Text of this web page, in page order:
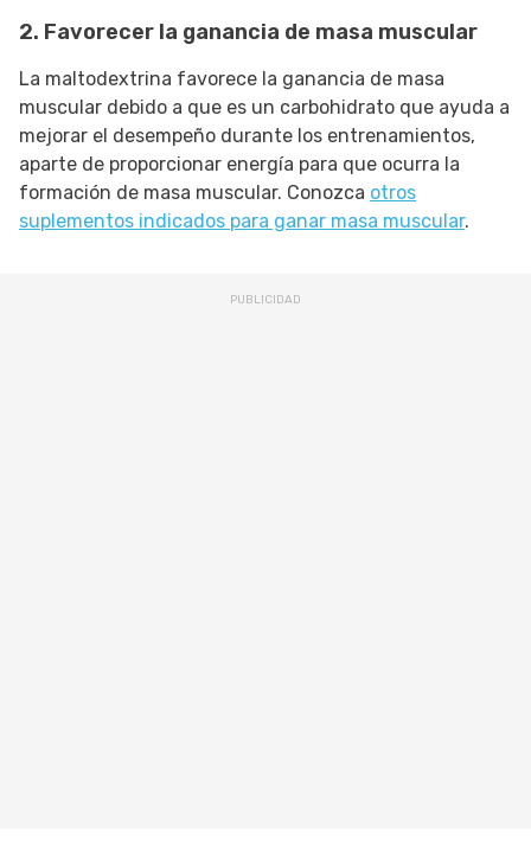
2. Favorecer la ganancia de masa muscular
La maltodextrina favorece la ganancia de masa
muscular debido a que es un carbohidrato que ayuda a
mejorar el desempeño durante los entrenamientos,
aparte de proporcionar energía para que ocurra la
formación de masa muscular. Conozca otros
suplementos indicados para ganar masa muscular.